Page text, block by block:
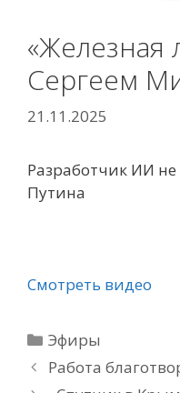
«Железная
Сергеем
21.11.2025
Разработчик ИИ не
Путина
Смотреть видео
Рубрики
Эфиры
Работа